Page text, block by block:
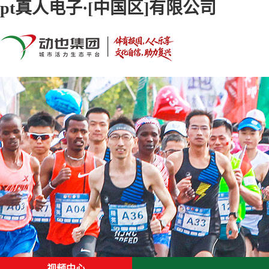
pt真人电子·[中国区]有限公司
首页 关于pt真人电子·[中国区]有限公司